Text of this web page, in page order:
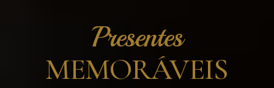
MEMORÁVEIS
Presentes